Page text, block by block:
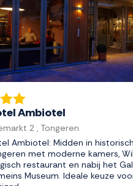
Ambiotel
2 , Tongeren
Ambiotel: Midden in historisch
met moderne kamers,
restaurant en nabij het
Museum. Ideale keuze